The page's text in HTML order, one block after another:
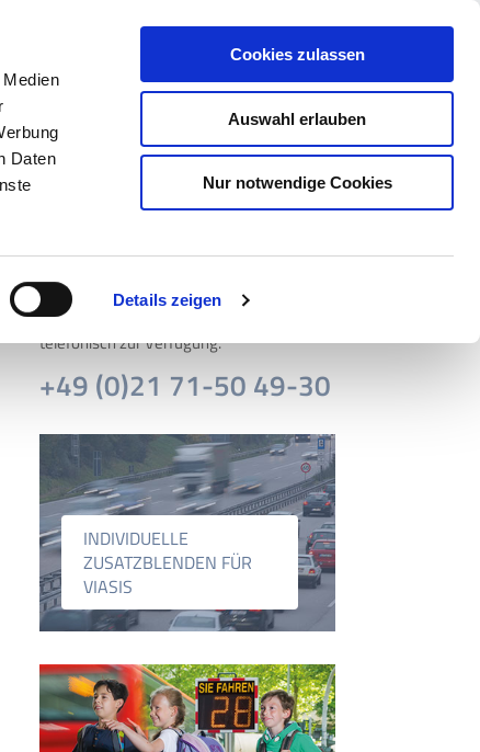
Daten
Details zeigen
Cookies zulassen
Auswahl erlauben
Nur notwendige Cookies
KONTAKT
Für Rückfragen stehen wir Ihnen gerne
telefonisch zur Verfügung.
+49 (0)21 71-50 49-30
INDIVIDUELLE
ZUSATZBLENDEN FÜR
VIASIS